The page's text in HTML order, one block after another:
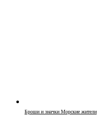
Броши и значки Морские жители